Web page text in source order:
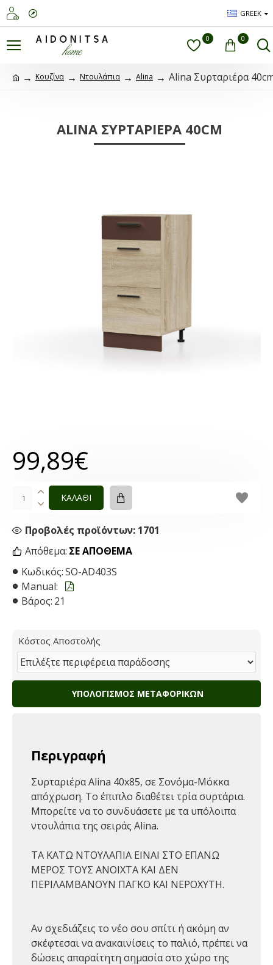
GREEK
0 0
Κουζίνα Ντουλάπια Alina Alina Συρταριέρα
ALINA ΣΥΡΤΑΡΙΈΡΑ 40CM
Απόθεμα: ΣΕ ΑΠΌΘΕΜΑ
Κωδικός:SO-AD403S
Manual:
Βάρος: 21
Προβολές προϊόντων: 1701
99,89€
ΚΑΛΑΘΙ
Κόστος Αποστολής
ΥΠΟΛΟΓΙΣΜΌΣ ΜΕΤΑΦΟΡΙΚΏΝ
Περιγραφή
Συρταριέρα Alina 40x85, σε Σονόμα-Μόκκα
απόχρωση. Το έπιπλο διαθέτει τρία συρτάρια.
Μπορείτε να το συνδυάσετε με τα υπόλοιπα
ντουλάπια της σειράς Alina.
ΤΑ ΚΑΤΩ ΝΤΟΥΛΑΠΙΑ ΕΙΝΑΙ ΣΤΟ ΕΠΑΝΩ
ΜΕΡΟΣ ΤΟΥΣ ΑΝΟΙΧΤΑ ΚΑΙ ΔΕΝ
ΠΕΡΙΛΑΜΒΑΝΟΥΝ ΠΑΓΚΟ ΚΑΙ ΝΕΡΟΧΥΤΗ.
Αν σχεδιάζεις το νέο σου σπίτι ή ακόμη αν
σκέφτεσαι να ανακαινίσεις το παλιό, πρέπει να
δώσεις απαραίτητη σημασία στο χώρο της